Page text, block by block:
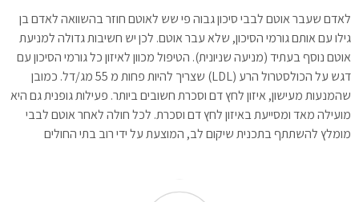
לאדם שעבר אוטם לבבי סיכון גבוה פי שש לאוטם חוזר בהשוואה לאדם בן
גילו עם אותם גורמי הסיכון, שלא עבר אוטם. לכן יש חשיבות גדולה למניעת
אוטם נוסף בעתיד (מניעה שניונית). הטיפול מכוון לאיזון כל גורמי הסיכון עם
דגש על הכולסטרול הרע (LDL) שצריך להיות פחות מ 55 מג/דל. כמובן
שהמנעות מעישון, איזון לחץ דם וסכרת חשובים ביותר. פעילות גופנית גם היא
מועילה מאד ומסייעת באיזון לחץ דם וסכרת. לכל חולה לאחר אוטם לבבי
מומלץ להשתתף בתכנית שיקום לב, המוצעת על ידי רוב בתי החולים